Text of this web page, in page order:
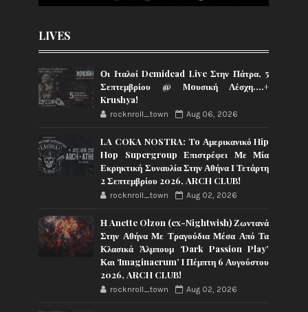
LIVES
Οι Ιταλοί Demidead Live Στην Πάτρα, 5
Σεπτεμβρίου @ Moυσική Λέσχη….+
Krushya!
rocknroll_town Aug 06, 2026
LA COKA NOSTRA: To Αμερικανικό Hip
Hop Supergroup Επιστρέφει Με Μία
Εκρηκτική Συναυλία Στην Αθήνα Ι Τετάρτη
2 Σεπτεμβρίου 2026, ARCH CLUB!
rocknroll_town Aug 02, 2026
Η Anette Olzon (ex-Nightwish) Ζωντανά
Στην Αθήνα Με Τραγούδια Μέσα Από Τα
Κλασικά Άλμπουμ ‘Dark Passion Play’
Και ‘Imaginaerum’ I Πέμπτη 6 Αυγούστου
2026, ARCH CLUB!
rocknroll_town Aug 02, 2026